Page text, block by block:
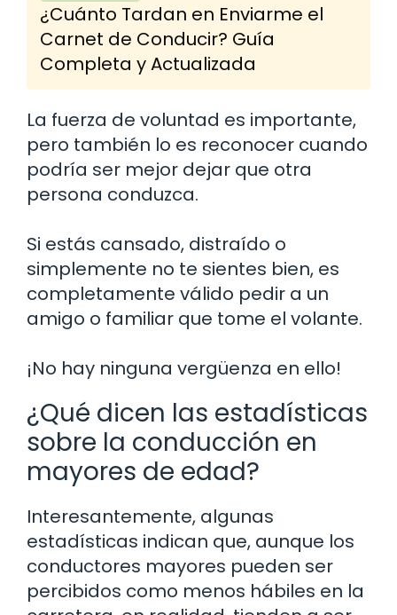
¿Cuánto Tardan en Enviarme el
Carnet de Conducir? Guía
Completa y Actualizada
La fuerza de voluntad es importante,
pero también lo es reconocer cuando
podría ser mejor dejar que otra
persona conduzca.
Si estás cansado, distraído o
simplemente no te sientes bien, es
completamente válido pedir a un
amigo o familiar que tome el volante.
¡No hay ninguna vergüenza en ello!
¿Qué dicen las estadísticas
sobre la conducción en
mayores de edad?
Interesantemente, algunas
estadísticas indican que, aunque los
conductores mayores pueden ser
percibidos como menos hábiles en la